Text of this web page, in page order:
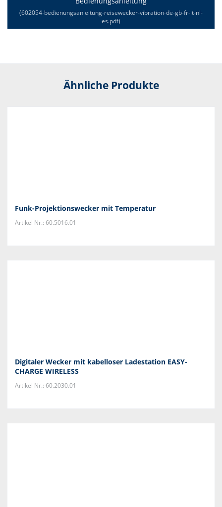
(602054-bedienungsanleitung-reisewecker-vibration-de-gb-fr-it-nl-
es.pdf)
Ähnliche Produkte
Funk-Projektionswecker mit Temperatur
Artikel Nr.: 60.5016.01
Digitaler Wecker mit kabelloser Ladestation EASY-
CHARGE WIRELESS
Artikel Nr.: 60.2030.01